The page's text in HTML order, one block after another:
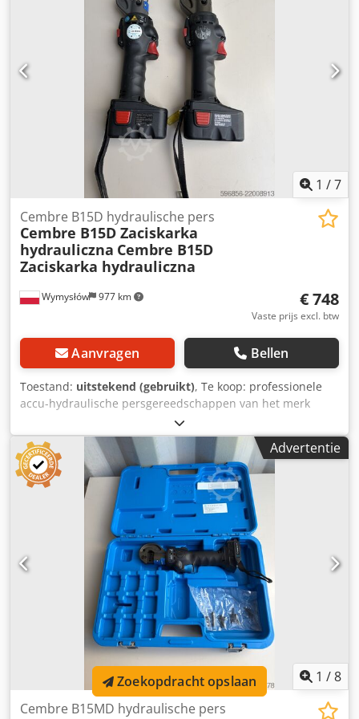
1 /7
Wymysłów 977 km
Cembre B15D hydraulische pers
Cembre B15D Zaciskarka
hydrauliczna Cembre B15D
Zaciskarka hydrauliczna
€ 748
Vaste prijs excl. btw
Aanvragen Bellen
Toestand: uitstekend (gebruikt), Te koop: professionele
accu-hydraulische persgereedschappen van het merk
Cembre, model B15D. De toestellen verkeren in volledig
technische werkende staat en zijn direct inzetbaar. Prijs is
per stuk. Visuele staat zoals zichtbaar op de foto's –
normale gebruikssporen door regulier gebruik. Technische
gegevens: Fabrikant: Cembre Model: B15D Perskracht: 15
kN Voeding: 9,6V / 2,0Ah Ni-MH Professioneel apparaat
voor het persen van eindhulzen en verbindingsstukken
Compacte en robuuste constructie Aanvullende informatie:
Dkodpfxoy Uzcvo Ai Ier Accu’s gereviseerd – 05.2026 Geen
lader inbegrepen Persgereedschappen zijn 100%
functioneel Verkoop per stuk Set bevat: Cembre B15D
persgereedschap Accu
Advertentie
1 /8
Cembre B15MD hydraulische pers
Zoekopdracht opslaan